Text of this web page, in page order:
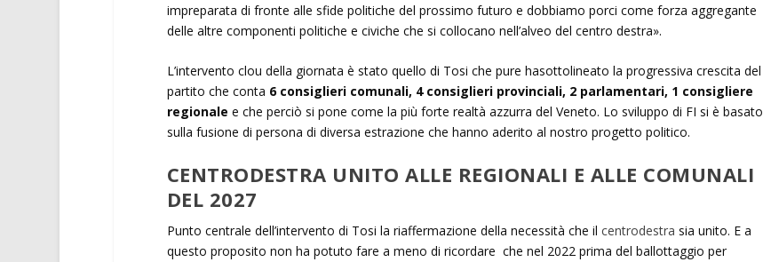
impreparata di fronte alle sfide politiche del prossimo futuro e dobbiamo porci come forza aggregante
delle altre componenti politiche e civiche che si collocano nell’alveo del centro destra».
L’intervento clou della giornata è stato quello di Tosi che pure hasottolineato la progressiva crescita del
partito che conta 6 consiglieri comunali, 4 consiglieri provinciali, 2 parlamentari, 1 consigliere
regionale e che perciò si pone come la più forte realtà azzurra del Veneto. Lo sviluppo di FI si è basato
sulla fusione di persona di diversa estrazione che hanno aderito al nostro progetto politico.
CENTRODESTRA UNITO ALLE REGIONALI E ALLE COMUNALI
DEL 2027
Punto centrale dell’intervento di Tosi la riaffermazione della necessità che il centrodestra sia unito. E a
questo proposito non ha potuto fare a meno di ricordare che nel 2022 prima del ballottaggio per